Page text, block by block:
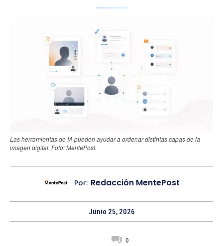
Las herramientas de IA pueden ayudar a ordenar distintas capas de la
imagen digital. Foto: MentePost.
Por: Redacción MentePost
Junio 25, 2026
0